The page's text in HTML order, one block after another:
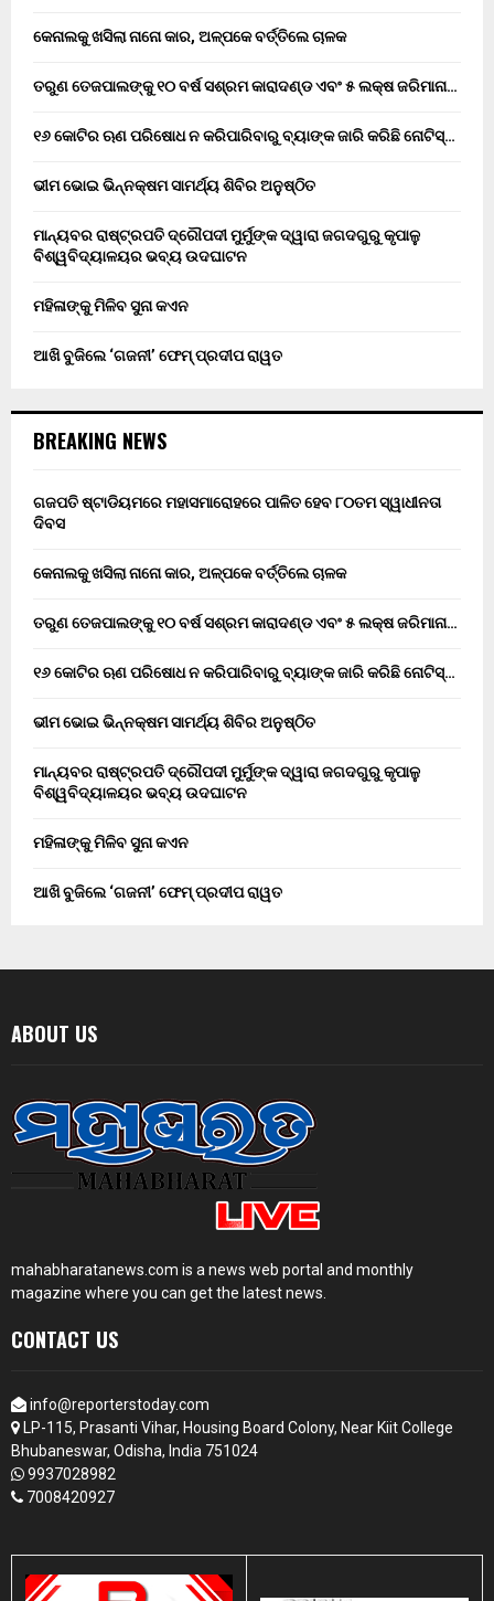
କେନାଲକୁ ଖସିଲା ନାନୋ କାର, ଅଳ୍ପକେ ବର୍ତ୍ତିଲେ ଚାଳକ
ତରୁଣ ତେଜପାଲଙ୍କୁ ୧୦ ବର୍ଷ ସଶ୍ରମ କାରାଦଣ୍ଡ ଏବଂ ₹୫ ଲକ୍ଷ ଜରିମାନା…
୧୬ କୋଟିର ଋଣ ପରିଷୋଧ ନ କରିପାରିବାରୁ ବ୍ୟାଙ୍କ ଜାରି କରିଛି ନୋଟିସ୍…
ଭୀମ ଭୋଇ ଭିନ୍ନକ୍ଷମ ସାମର୍ଥ୍ୟ ଶିବିର ଅନୁଷ୍ଠିତ
ମାନ୍ୟବର ରାଷ୍ଟ୍ରପତି ଦ୍ରୌପଦୀ ମୁର୍ମୁଙ୍କ ଦ୍ୱାରା ଜଗଦଗୁରୁ କୃପାଳୁ
ବିଶ୍ୱବିଦ୍ୟାଳୟର ଭବ୍ୟ ଉଦଘାଟନ
ମହିଳାଙ୍କୁ ମିଳିବ ସୁନା କଏନ
ଆଖି ବୁଜିଲେ ‘ଗଜନୀ’ ଫେମ୍ ପ୍ରଦୀପ ରାୱତ
BREAKING NEWS
ଗଜପତି ଷ୍ଟାଡିୟମରେ ମହାସମାରୋହରେ ପାଳିତ ହେବ ୮୦ତମ ସ୍ୱାଧୀନତା
ଦିବସ
କେନାଲକୁ ଖସିଲା ନାନୋ କାର, ଅଳ୍ପକେ ବର୍ତ୍ତିଲେ ଚାଳକ
ତରୁଣ ତେଜପାଲଙ୍କୁ ୧୦ ବର୍ଷ ସଶ୍ରମ କାରାଦଣ୍ଡ ଏବଂ ₹୫ ଲକ୍ଷ ଜରିମାନା…
୧୬ କୋଟିର ଋଣ ପରିଷୋଧ ନ କରିପାରିବାରୁ ବ୍ୟାଙ୍କ ଜାରି କରିଛି ନୋଟିସ୍…
ଭୀମ ଭୋଇ ଭିନ୍ନକ୍ଷମ ସାମର୍ଥ୍ୟ ଶିବିର ଅନୁଷ୍ଠିତ
ମାନ୍ୟବର ରାଷ୍ଟ୍ରପତି ଦ୍ରୌପଦୀ ମୁର୍ମୁଙ୍କ ଦ୍ୱାରା ଜଗଦଗୁରୁ କୃପାଳୁ
ବିଶ୍ୱବିଦ୍ୟାଳୟର ଭବ୍ୟ ଉଦଘାଟନ
ମହିଳାଙ୍କୁ ମିଳିବ ସୁନା କଏନ
ଆଖି ବୁଜିଲେ ‘ଗଜନୀ’ ଫେମ୍ ପ୍ରଦୀପ ରାୱତ
ABOUT US
mahabharatanews.com is a news web portal and monthly
magazine where you can get the latest news.
CONTACT US
info@reporterstoday.com
LP-115, Prasanti Vihar, Housing Board Colony, Near Kiit College
Bhubaneswar, Odisha, India 751024
9937028982
7008420927